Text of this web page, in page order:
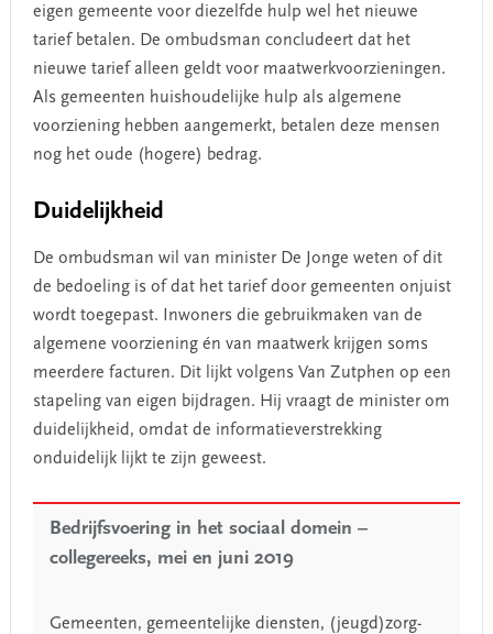
eigen gemeente voor diezelfde hulp wel het nieuwe
tarief betalen. De ombudsman concludeert dat het
nieuwe tarief alleen geldt voor maatwerkvoorzieningen.
Als gemeenten huishoudelijke hulp als algemene
voorziening hebben aangemerkt, betalen deze mensen
nog het oude (hogere) bedrag.
Duidelijkheid
De ombudsman wil van minister De Jonge weten of dit
de bedoeling is of dat het tarief door gemeenten onjuist
wordt toegepast. Inwoners die gebruikmaken van de
algemene voorziening én van maatwerk krijgen soms
meerdere facturen. Dit lijkt volgens Van Zutphen op een
stapeling van eigen bijdragen. Hij vraagt de minister om
duidelijkheid, omdat de informatieverstrekking
onduidelijk lijkt te zijn geweest.
Bedrijfsvoering in het sociaal domein –
collegereeks, mei en juni 2019
Gemeenten, gemeentelijke diensten, (jeugd)zorg-